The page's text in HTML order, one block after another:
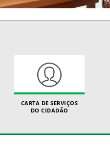
CARTA DE SERVIÇOS
DO CIDADÃO